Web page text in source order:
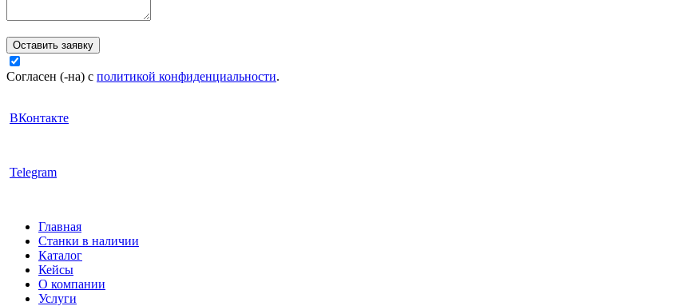
Оставить заявку
Согласен (-на) с политикой конфиденциальности.
ВКонтакте
Telegram
Главная
Станки в наличии
Каталог
Кейсы
О компании
Услуги